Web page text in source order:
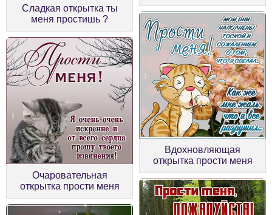
Сладкая открытка ты
меня простишь ?
Очаровательная
открытка прости меня
Вдохновляющая
открытка прости меня